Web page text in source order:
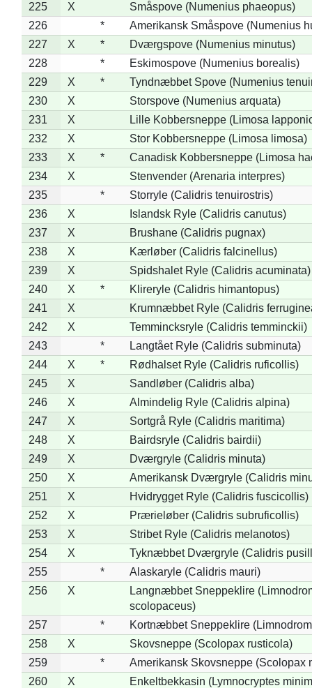
225 X
Småspove (Numenius phaeopus)
226
*
Amerikansk Småspove (Numenius
227
X *
Dværgspove (Numenius minutus)
228
*
Eskimospove (Numenius borealis)
229
X *
Tyndnæbbet Spove (Numenius
230
X
Storspove (Numenius arquata)
231
X
Lille Kobbersneppe (Limosa
232
X
Stor Kobbersneppe (Limosa limosa)
233
X *
Canadisk Kobbersneppe (Limosa
234
X
Stenvender (Arenaria interpres)
235
*
Storryle (Calidris tenuirostris)
236
X
Islandsk Ryle (Calidris canutus)
237
X
Brushane (Calidris pugnax)
238
X
Kærløber (Calidris falcinellus)
239
X
Spidshalet Ryle (Calidris acuminata)
240
X *
Klireryle (Calidris himantopus)
241
X
Krumnæbbet Ryle (Calidris
242
X
Temmincksryle (Calidris temminckii)
243
*
Langtået Ryle (Calidris subminuta)
244
X *
Rødhalset Ryle (Calidris ruficollis)
245
X
Sandløber (Calidris alba)
246
X
Almindelig Ryle (Calidris alpina)
247
X
Sortgrå Ryle (Calidris maritima)
248
X
Bairdsryle (Calidris bairdii)
249
X
Dværgryle (Calidris minuta)
250
X
Amerikansk Dværgryle (Calidris
251
X
Hvidrygget Ryle (Calidris fuscicollis)
252
X
Prærieløber (Calidris subruficollis)
253
X
Stribet Ryle (Calidris melanotos)
254
X
Tyknæbbet Dværgryle (Calidris
255
*
Alaskaryle (Calidris mauri)
256
X
Langnæbbet Sneppeklire
scolopaceus)
257
*
Kortnæbbet Sneppeklire
258
X
Skovsneppe (Scolopax rusticola)
259
*
Amerikansk Skovsneppe (Scolopax
260
X
Enkeltbekkasin (Lymnocryptes